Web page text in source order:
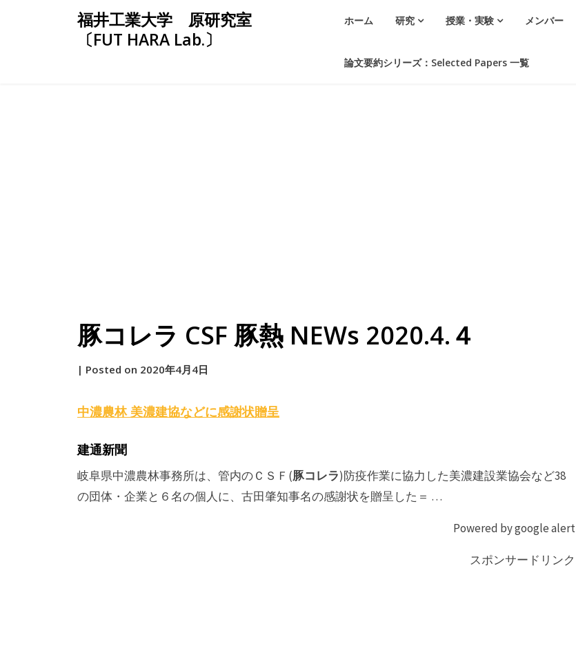
福井工業大学 原研究室
〔FUT HARA Lab.〕
ホーム 研究 授業・実験 メンバー
論文要約シリーズ：Selected Papers 一覧
豚コレラ CSF 豚熱 NEWs 2020.4.４
by
| Posted on 2020年4月4日
中濃農林 美濃建協などに感謝状贈呈
建通新聞
岐阜県中濃農林事務所は、管内のＣＳＦ(豚コレラ)防疫作業に協力した美濃建設業協会など38
の団体・企業と６名の個人に、古田肇知事名の感謝状を贈呈した＝ …
Powered by google alert
スポンサードリンク